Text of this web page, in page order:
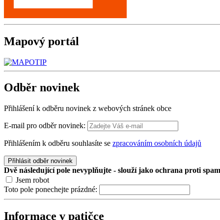
Mapový portál
Odběr novinek
Přihlášení k odběru novinek z webových stránek obce
E-mail pro odběr novinek:
Přihlášením k odběru souhlasíte se zpracováním osobních údajů
Přihlásit odběr novinek
Dvě následující pole nevyplňujte - slouží jako ochrana proti
Jsem robot
Toto pole ponechejte prázdné:
Informace v patičce